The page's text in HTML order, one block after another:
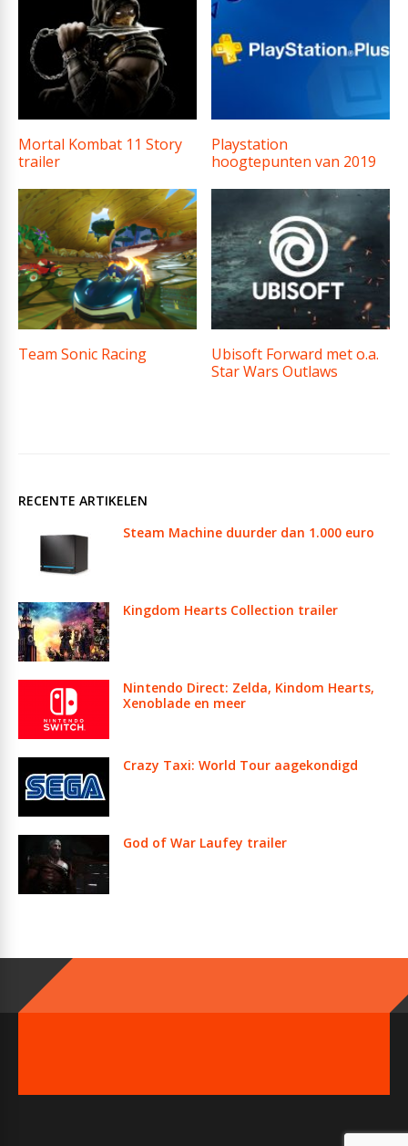
Mortal Kombat 11 Story
trailer
Playstation
hoogtepunten van 2019
Team Sonic Racing
Ubisoft Forward met o.a.
Star Wars Outlaws
RECENTE ARTIKELEN
Steam Machine duurder dan 1.000 euro
Kingdom Hearts Collection trailer
Nintendo Direct: Zelda, Kindom Hearts,
Xenoblade en meer
Crazy Taxi: World Tour aagekondigd
God of War Laufey trailer